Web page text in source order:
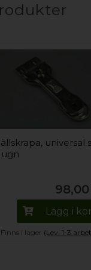
universal
ugn
98,00
Lägg i
Finns i lager (Lev. 1-3